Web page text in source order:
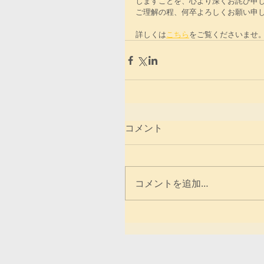
ご理解の程、何卒よろしくお願い申
詳しくはこちらをご覧くださいませ。
コメント
コメントを追加…